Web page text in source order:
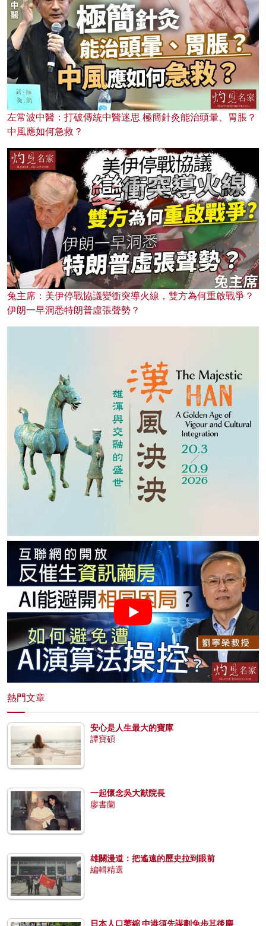
左常波中醫：打破傳統中醫迷思 極簡針灸能治頭暈、胃脹？
中風應如何急救？
兔主席：美伊停戰協議變衝突導火線，雙方為何重啟戰爭？
伊朗一早洞悉特朗普虛張聲勢？
熱門文章
安心是人生最大的寶庫
譚寶碩
一起懷念吳大猷院長
廖書蘭
雄關漫道：把遙遠的歷史拉到眼前
編輯精選
日本人口萎縮 中港須先謀劃免步其後塵